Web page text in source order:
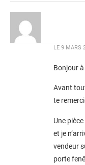
LE 9 MARS
Bonjour
Avant
te
Une
et je
vendeur
porte